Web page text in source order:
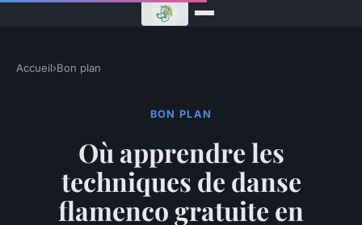
Accueil›Bon plan
BON PLAN
Où apprendre les
techniques de danse
flamenco gratuite en